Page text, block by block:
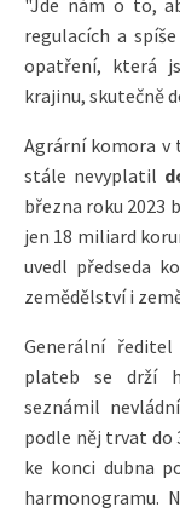
regulacích a
opatření, která
krajinu, skutečně
Agrární komora v
stále nevyplatil
března roku 2023
jen 18 miliard
uvedl předseda
zemědělství i
Generální
plateb se drží
seznámil
podle něj trvat do
ke konci dubna
harmonogramu.